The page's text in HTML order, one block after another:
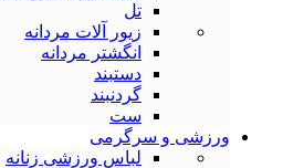
تل
زیور آلات مردانه
انگشتر مردانه
دستبند
گردنبند
ست
ورزشی و سرگرمی
لباس ورزشی زنانه